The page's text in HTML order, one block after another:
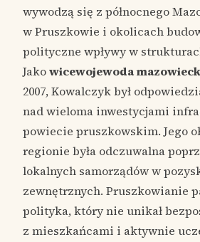
wywodzą się z północnego
w Pruszkowie i okolicach
polityczne wpływy w
Jakowicewojewoda
2007, Kowalczyk był
nad wieloma inwestycjami
powiecie pruszkowskim. Jego
regionie była odczuwalna
lokalnych samorządów w
zewnętrznych. Pruszkowianie
polityka, który nie unikał
z mieszkańcami i aktywnie